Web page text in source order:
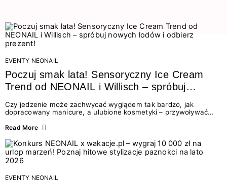
EVENTY NEONAIL
Poczuj smak lata! Sensoryczny Ice Cream
Trend od NEONAIL i Willisch – spróbuj
nowych lodów i odbierz prezent!
Czy jedzenie może zachwycać wyglądem tak bardzo, jak
dopracowany manicure, a ulubione kosmetyki – przywoływać
świata beauty i oszałamiających deserów to coś więcej niż
zmysłami: przez soczysty kolor, aksamitną teksturę,
orzeźwiający zapach i słodki akcent na podniebieniu. Tego lata
NEONAIL łączy siły z marką Willisch, tworząc unikalny projekt
na styku jedzenia i piękna....
Read More
EVENTY NEONAIL